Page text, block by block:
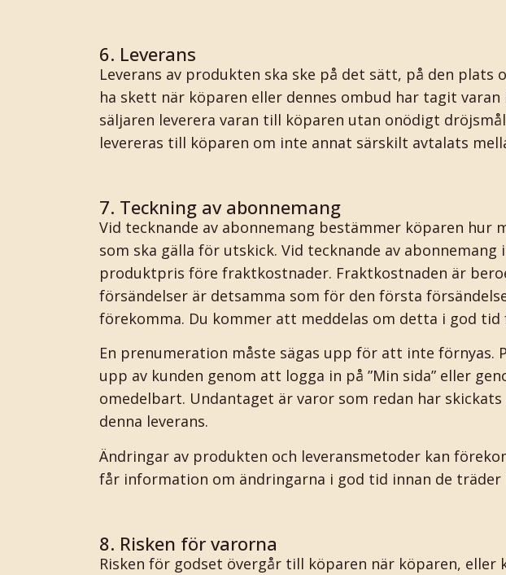
6. Leverans
Leverans av produkten ska ske på det sätt, på den
ha skett när köparen eller dennes ombud har tagit
säljaren leverera varan till köparen utan onödigt
levereras till köparen om inte annat särskilt avtalats
7. Teckning av abonnemang
Vid tecknande av abonnemang bestämmer köparen
som ska gälla för utskick. Vid tecknande av
produktpris före fraktkostnader. Fraktkostnaden är
försändelser är detsamma som för den första
förekomma. Du kommer att meddelas om detta i god tid
En prenumeration måste sägas upp för att inte förnyas.
upp av kunden genom att logga in på ”Min sida” eller
omedelbart. Undantaget är varor som redan har
denna leverans.
Ändringar av produkten och leveransmetoder kan
får information om ändringarna i god tid innan de träder
8. Risken för varorna
Risken för godset övergår till köparen när köparen,